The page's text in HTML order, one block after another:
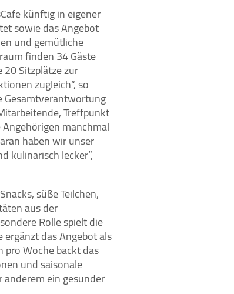
künftig in eigener
sowie das Angebot
und gemütliche
finden 34 Gäste
Sitzplätze zur
zugleich“, so
Gesamtverantwortung
Treffpunkt
manchmal
haben wir unser
kulinarisch lecker“,
süße Teilchen,
aus der
Rolle spielt die
ergänzt das Angebot als
pro Woche backt das
und saisonale
anderem ein gesunder